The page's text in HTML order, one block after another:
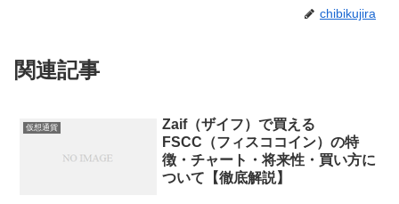
chibikujira
関連記事
仮想通貨
Zaif（ザイフ）で買える
FSCC（フィスココイン）の特
徴・チャート・将来性・買い方に
ついて【徹底解説】